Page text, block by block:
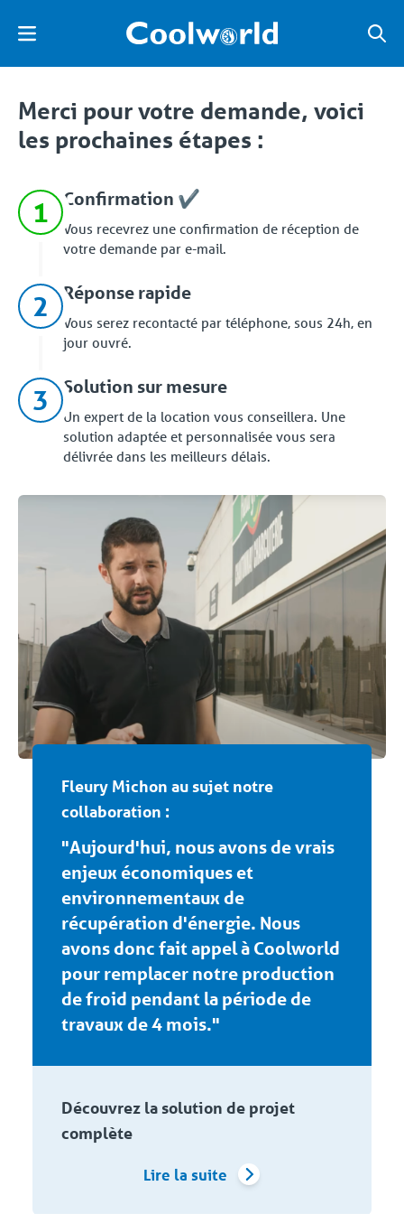
Merci pour votre demande, voici
les prochaines étapes :
1 Confirmation ✔️
Vous recevrez une confirmation de réception de
votre demande par e-mail.
2 Réponse rapide
Vous serez recontacté par téléphone, sous 24h, en
jour ouvré.
3 Solution sur mesure
Un expert de la location vous conseillera. Une
solution adaptée et personnalisée vous sera
délivrée dans les meilleurs délais.
Fleury Michon au sujet notre
collaboration :
"Aujourd'hui, nous avons de vrais
enjeux économiques et
environnementaux de
récupération d'énergie. Nous
avons donc fait appel à Coolworld
pour remplacer notre production
de froid pendant la période de
travaux de 4 mois."
Découvrez la solution de projet
complète
Lire la suite